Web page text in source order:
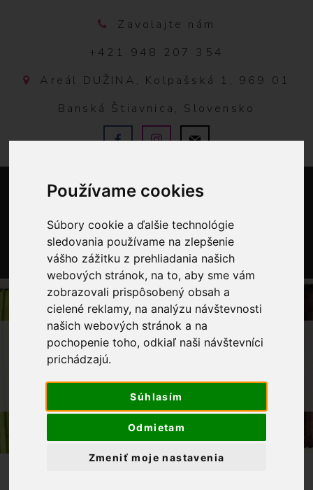
Používame cookies
Súbory cookie a ďalšie technológie
sledovania používame na zlepšenie
vášho zážitku z prehliadania našich
webových stránok, na to, aby sme vám
zobrazovali prispôsobený obsah a
cielené reklamy, na analýzu návštevnosti
našich webových stránok a na
pochopenie toho, odkiaľ naši návštevníci
prichádzajú.
Súhlasím
Odmietam
Zmeniť moje nastavenia
Zavolajte nám
+421 948 207 354
Areál DUŽINA, Kolpašská 1, 969 01
Banská Štiavnica, Slovensko
OBCHOD VÝROBKY Z NAŠEJ DIELNE
DEKORAČNÁ OBLIEČKA NA MALÝ
VANKÚŠ 45X45 - ZAMATOVÝ MATERIÁL